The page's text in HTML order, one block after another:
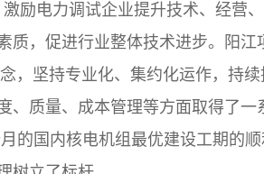
励电力调试企业提升技术、经营
质，促进行业整体技术进步。阳江
，坚持专业化、集约化运作，持续
、质量、成本管理等方面取得了一
的国内核电机组最优建设工期的